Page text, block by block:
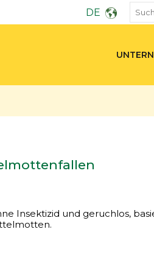
DE
Insektizid und geruchlos,